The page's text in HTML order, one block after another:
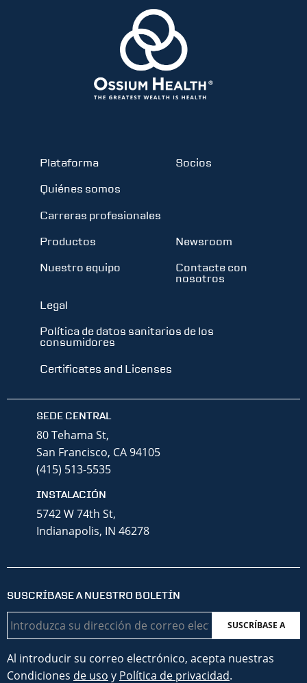
Plataforma
Socios
Quiénes somos
Carreras profesionales
Productos
Newsroom
Nuestro equipo
Contacte con
nosotros
Legal
Política de datos sanitarios de los
consumidores
Certificates and Licenses
SEDE CENTRAL
80 Tehama St,
San Francisco, CA 94105
(415) 513-5535
INSTALACIÓN
5742 W 74th St,
Indianapolis, IN 46278
SUSCRÍBASE A NUESTRO BOLETÍN
Correo
electrónico
Al introducir su correo electrónico, acepta nuestras
Condiciones de uso y Política de privacidad.